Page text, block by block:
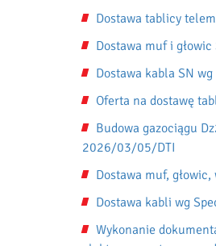
Dostawa tablicy
Dostawa muf i
Dostawa kabla SN
Oferta na dostawę
Budowa gazociągu
2026/03/05/DTI
Dostawa muf,
Dostawa kabli wg
Wykonanie